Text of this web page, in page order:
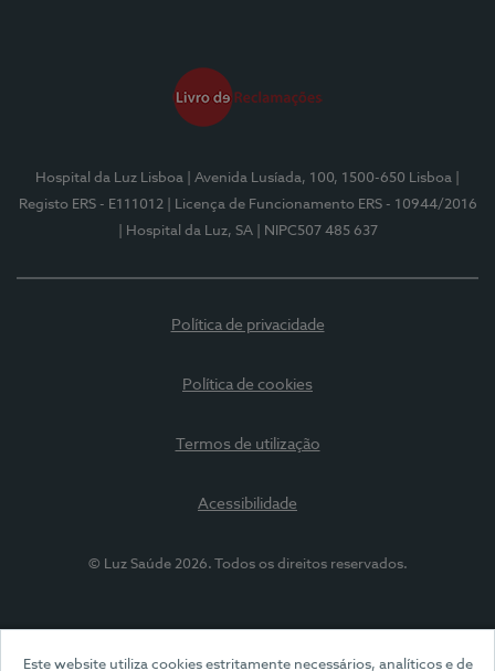
Este website utiliza cookies estritamente necessários, analíticos e de
Hospital da Luz Lisboa | Avenida Lusíada, 100, 1500-650 Lisboa
Registo ERS - E111012
| Licença de Funcionamento ERS - 10944/2016
| Hospital da Luz, SA
| NIPC507 485 637
Política de privacidade
Política de cookies
Termos de utilização
Acessibilidade
© Luz Saúde 2026. Todos os direitos reservados.